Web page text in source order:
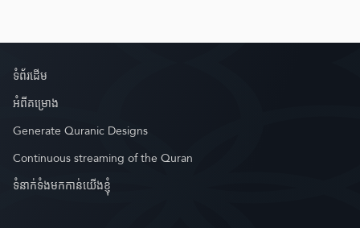
ទំព័រ​ដេីម
អំពី​គម្រោង
Generate Quranic Designs
Continuous streaming of the Quran
ទំនាក់ទំងមកកាន់យើងខ្ញុំ